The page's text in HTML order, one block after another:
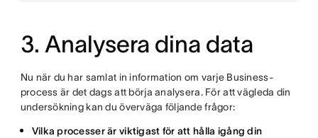
3. Analysera dina data
Nu när du har samlat in information om varje Business-
process är det dags att börja analysera. För att vägleda din
undersökning kan du överväga följande frågor:
Vilka processer är viktigast för att hålla igång din